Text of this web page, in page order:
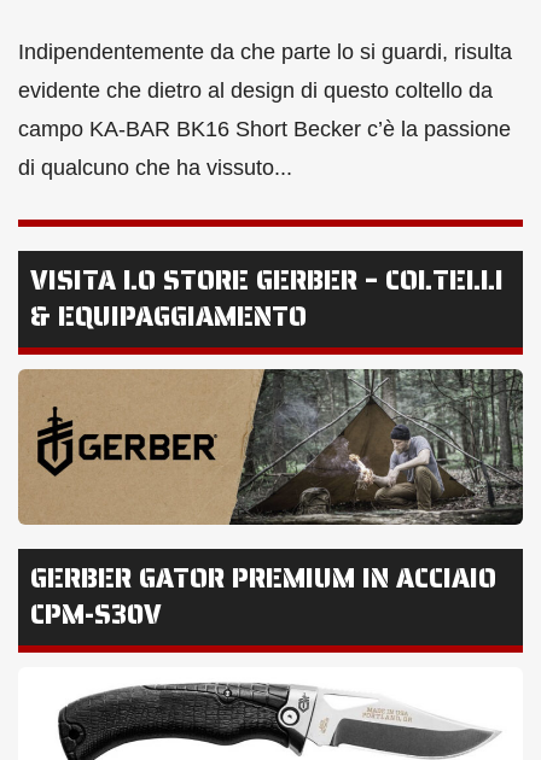
Indipendentemente da che parte lo si guardi, risulta
evidente che dietro al design di questo coltello da
campo KA-BAR BK16 Short Becker c’è la passione
di qualcuno che ha vissuto...
VISITA LO STORE GERBER – COLTELLI
& EQUIPAGGIAMENTO
GERBER GATOR PREMIUM IN ACCIAIO
CPM-S30V